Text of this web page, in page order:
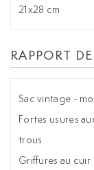
21x28 cm
RAPPORT
Sac vintage -
Fortes usures
trous
Griffures au cuir